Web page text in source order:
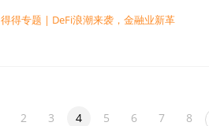
得得专题 | DeFi浪潮来袭，金融业新革
2 3 4 5 6 7 8